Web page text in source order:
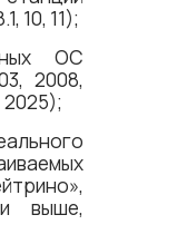
10, 11);
ОС
2008,
2025);
выше,